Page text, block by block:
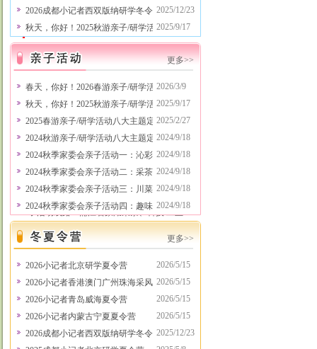
军事拓展真人CS、农耕体验、农业体验等
成都亲子活动场地、成都研学活动场地：成
都亲子活动网、石象湖国际研学营地、成都
直升机博物馆、省气象局气象研学、成都国
际马术中心研学 各位主管衔接班级秋游研
学及亲子活动的老师和家委会代表好！
2026“爸爸妈妈去哪儿”成都中小学春游研
学、亲子活动线路行程已出，具体线路行程
请浏览本网站相关栏目，还可以根据学校及
班级要求定制特别线路行程，可以策划承办
企事业单位主办的各类客户回馈主题亲子活
动、会员贵宾主题亲子活动等，有意向请联
系项老师，电话：028-
86125055,13281106666。 3月、4月份热门亲
子活动线路：蒲江石象湖采茶、科技/工业
研学、田园劳动体验、省气象局气象研学、
成都国际马术中心研学、川菜博物馆川菜探
秘、定向寻蛋定时抓鸡烧烤、航空科普研
学、高铁科普研学、蚕桑丝绸文化体验、七
彩海巢欢乐世界、欢乐田园、天府文化研学
之旅、小侦探柯南古镇历险记、亲子拓展、
军事拓展真人CS、农耕体验、农业体验等
亲子活动接待中……
2024/9/19
2026成都小记者西双版纳研学冬令营2025/12/23
秋天，你好！2025秋游亲子/研学活动八大主题定制方案新鲜出
2025/9/17
更多>>
春天，你好！2026春游亲子/研学活动八大主题定制方案新鲜出
2026/3/9
秋天，你好！2025秋游亲子/研学活动八大主题定制方案新鲜出
2025/9/17
2025春游亲子/研学活动八大主题定制方案新鲜出炉！20多条
2025/2/27
2024秋游亲子/研学活动八大主题定制方案新鲜出炉！20多条
2024/9/18
2024秋季家委会亲子活动一：沁彩田园（农耕体验、亲子拓展）
2024/9/18
2024秋季家委会亲子活动二：采茶制茶类（采茶+制茶+品茶+
2024/9/18
2024秋季家委会亲子活动三：川菜探索之旅
2024/9/18
2024秋季家委会亲子活动四：趣味拓展类（抓鸡+寻蛋+烧烤等
2024/9/18
更多>>
2026小记者北京研学夏令营
2026/5/15
2026小记者香港澳门广州珠海采风行2026/5/15
2026小记者青岛威海夏令营
2026/5/15
2026小记者内蒙古宁夏夏令营
2026/5/15
2026成都小记者西双版纳研学冬令营2025/12/23